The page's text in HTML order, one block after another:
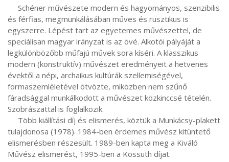
és férfias, megmunkálásában műves és rusztikus is
egyszerre. Lépést tart az egyetemes művészettel, de
speciálisan magyar irányzat is az övé. Alkotói pályáját a
legkülönbözőbb műfajú művek sora kíséri. A klasszikus
modern (konstruktív) művészet eredményeit a hetvenes
évektől a népi, archaikus kultúrák szellemiségével,
formaszemléletével ötvözte, miközben nem szűnő
fáradsággal munkálkodott a művészet közkinccsé tételén.
Szobrászattal is foglalkozik.
tulajdonosa (1978). 1984-ben érdemes művész kitüntető
elismerésben részesült. 1989-ben kapta meg a Kiváló
Művész elismerést, 1995-ben a Kossuth díjat.